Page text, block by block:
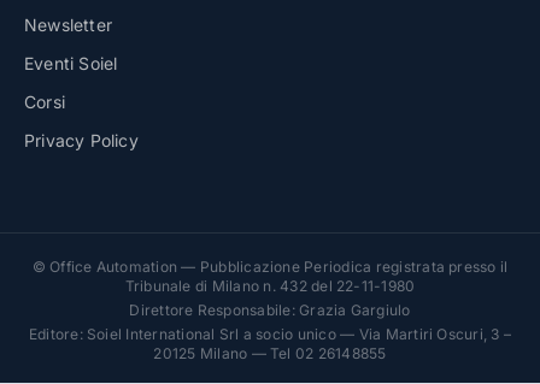
Newsletter
Eventi Soiel
Corsi
Privacy Policy
© Office Automation — Pubblicazione Periodica registrata presso il
Tribunale di Milano n. 432 del 22-11-1980
Direttore Responsabile: Grazia Gargiulo
Editore: Soiel International Srl a socio unico — Via Martiri Oscuri, 3 –
20125 Milano — Tel 02 26148855